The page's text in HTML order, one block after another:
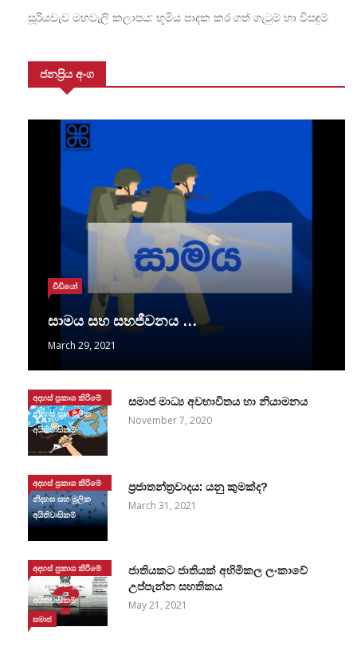
සූරියවැව මහවැලි කලාපය: භූමිය පාදක කර ගත් ගැටුම් හා විසඳුම්
ජනප්‍රිය අංග
වීඩියෝ
සාමය සහ සහජීවනය …
March 29, 2021
අදහස් ප්‍රකාශ කිරීමේ
නිදහස සහ මූලික
අයිතිවාසිකම්
සමාජ මාධ්‍ය අවභාවිතය හා නියාමනය
November 7, 2020
අදහස් ප්‍රකාශ කිරීමේ
නිදහස සහ මූලික
අයිතිවාසිකම්
ප්‍රජාතන්ත්‍රවාදය: යනු කුමක්ද?
March 31, 2021
අදහස් ප්‍රකාශ කිරීමේ
නිදහස සහ මූලික
අයිතිවාසිකම්
සමාජ
ජාතියකට ජාතියක් අහිමිකල ලංකාවේ
උප්පැන්න සහතිකය
May 21, 2021